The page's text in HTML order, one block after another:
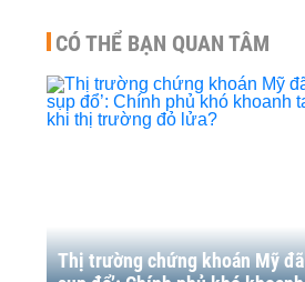
CÓ THỂ BẠN QUAN TÂM
Thị trường chứng khoán Mỹ đã